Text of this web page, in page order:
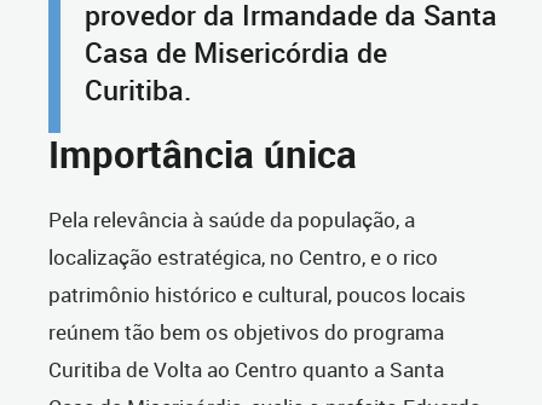
provedor da Irmandade da Santa
Casa de Misericórdia de
Curitiba.
Importância única
Pela relevância à saúde da população, a
localização estratégica, no Centro, e o rico
patrimônio histórico e cultural, poucos locais
reúnem tão bem os objetivos do programa
Curitiba de Volta ao Centro quanto a Santa